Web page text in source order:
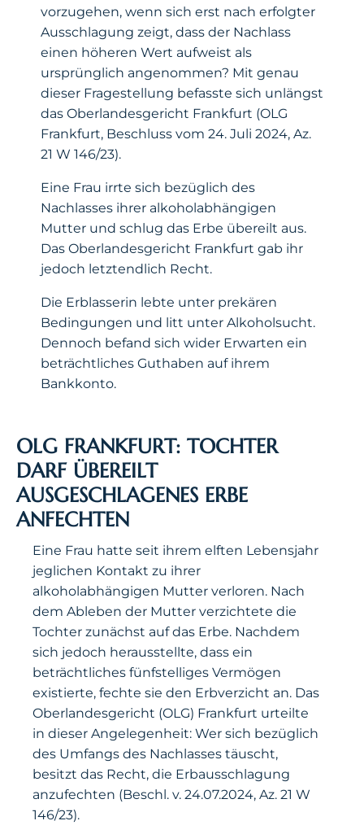
vorzugehen, wenn sich erst nach erfolgter
Ausschlagung zeigt, dass der Nachlass
einen höheren Wert aufweist als
ursprünglich angenommen? Mit genau
dieser Fragestellung befasste sich unlängst
das Oberlandesgericht Frankfurt (OLG
Frankfurt, Beschluss vom 24. Juli 2024, Az.
21 W 146/23).
Eine Frau irrte sich bezüglich des
Nachlasses ihrer alkoholabhängigen
Mutter und schlug das Erbe übereilt aus.
Das Oberlandesgericht Frankfurt gab ihr
jedoch letztendlich Recht.
Die Erblasserin lebte unter prekären
Bedingungen und litt unter Alkoholsucht.
Dennoch befand sich wider Erwarten ein
beträchtliches Guthaben auf ihrem
Bankkonto.
OLG FRANKFURT: TOCHTER
DARF ÜBEREILT
AUSGESCHLAGENES ERBE
ANFECHTEN
Eine Frau hatte seit ihrem elften Lebensjahr
jeglichen Kontakt zu ihrer
alkoholabhängigen Mutter verloren. Nach
dem Ableben der Mutter verzichtete die
Tochter zunächst auf das Erbe. Nachdem
sich jedoch herausstellte, dass ein
beträchtliches fünfstelliges Vermögen
existierte, fechte sie den Erbverzicht an. Das
Oberlandesgericht (OLG) Frankfurt urteilte
in dieser Angelegenheit: Wer sich bezüglich
des Umfangs des Nachlasses täuscht,
besitzt das Recht, die Erbausschlagung
anzufechten (Beschl. v. 24.07.2024, Az. 21 W
146/23).